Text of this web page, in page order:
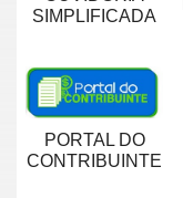
SIMPLIFICADA
PORTAL DO
CONTRIBUINTE